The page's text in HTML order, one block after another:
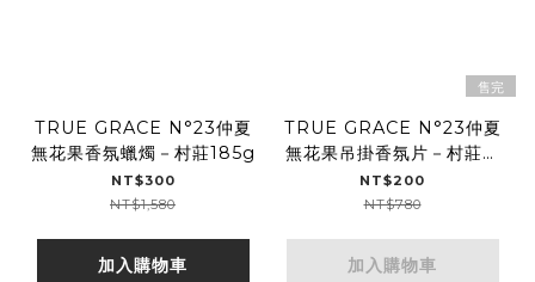
TRUE GRACE N°23仲夏
無花果香氛蠟燭－村莊185g
NT$300
NT$1,580
加入購物車
售完
TRUE GRACE N°23仲夏
無花果吊掛香氛片－村莊系
列
NT$200
NT$780
加入購物車